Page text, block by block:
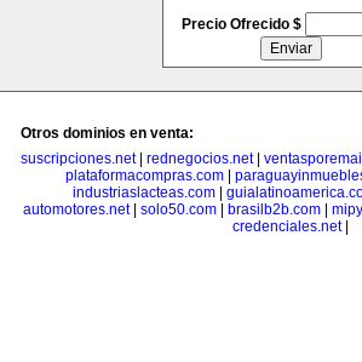
Precio Ofrecido $
Otros dominios en venta:
suscripciones.net| rednegocios.net|
plataformacompras.com
industriaslacteas.com
automotores.net| solo50.com brasilb2b.com
credenciales.net|